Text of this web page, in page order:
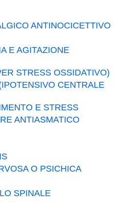
ANTINOCICETTIVO
E AGITAZIONE
STRESS OSSIDATIVO)
CENTRALE
E STRESS
ANTIASMATICO
O PSICHICA
SPINALE